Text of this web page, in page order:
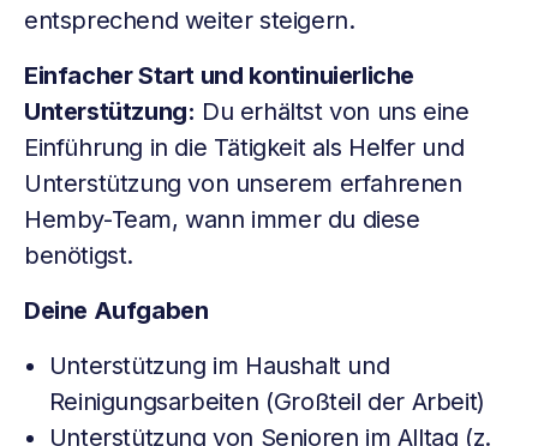
entsprechend weiter steigern.
Einfacher Start und kontinuierliche
Unterstützung: Du erhältst von uns eine
Einführung in die Tätigkeit als Helfer und
Unterstützung von unserem erfahrenen
Hemby-Team, wann immer du diese
benötigst.
Deine Aufgaben
Unterstützung im Haushalt und
Reinigungsarbeiten (Großteil der Arbeit)
Unterstützung von Senioren im Alltag (z.